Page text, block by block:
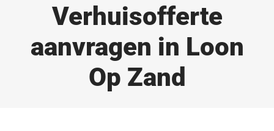
Verhuisofferte
aanvragen in Loon
Op Zand